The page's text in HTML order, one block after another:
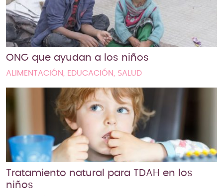
ONG que ayudan a los niños
ALIMENTACIÓN, EDUCACIÓN, SALUD
Tratamiento natural para TDAH en los
niños